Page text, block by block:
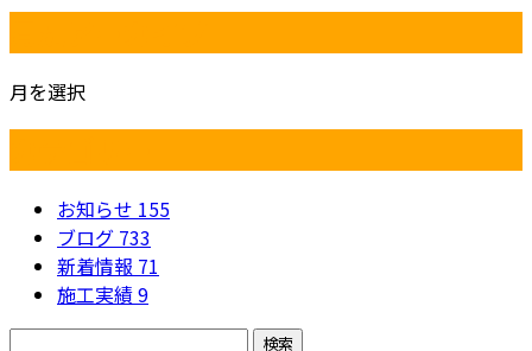
月を選択
お知らせ 155
ブログ 733
新着情報 71
施工実績9